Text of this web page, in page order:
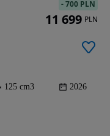
125 cm3 2026
-700 PLN
11 699 PLN